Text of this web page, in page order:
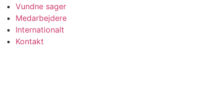
Vundne sager
Medarbejdere
Internationalt
Kontakt